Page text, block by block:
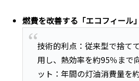
燃費を改善する「エコフィール
技術的利点：従来型で捨て
用し、熱効率を約95％まで
ット：年間の灯油消費量を